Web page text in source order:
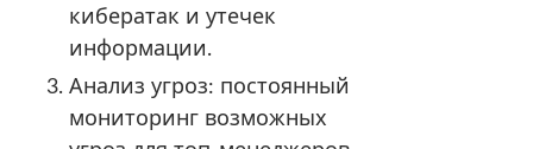
кибератак и утечек
информации.
Анализ угроз: постоянный
мониторинг возможных